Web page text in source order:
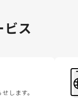
ビス
します。